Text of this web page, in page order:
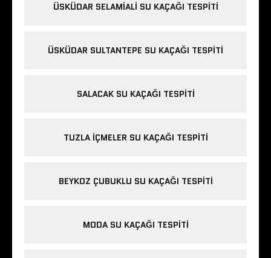
ÜSKÜDAR SELAMIALI SU KAÇAĞI TESPITI
ÜSKÜDAR SULTANTEPE SU KAÇAĞI TESPITI
SALACAK SU KAÇAĞI TESPITI
TUZLA IÇMELER SU KAÇAĞI TESPITI
BEYKOZ ÇUBUKLU SU KAÇAĞI TESPITI
MODA SU KAÇAĞI TESPITI